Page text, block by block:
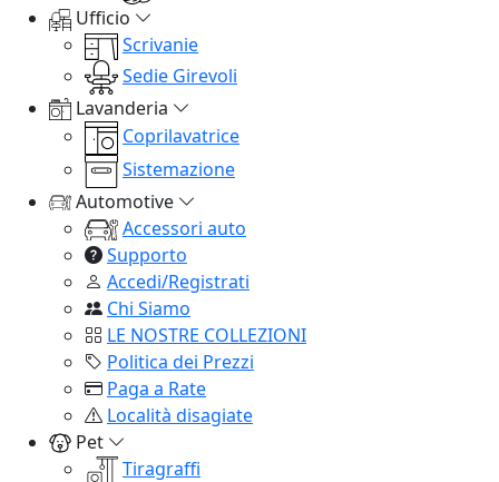
Ufficio
Scrivanie
Sedie Girevoli
Lavanderia
Coprilavatrice
Sistemazione
Automotive
Accessori auto
Supporto
Accedi/Registrati
Chi Siamo
LE NOSTRE COLLEZIONI
Politica dei Prezzi
Paga a Rate
Località disagiate
Pet
Tiragraffi